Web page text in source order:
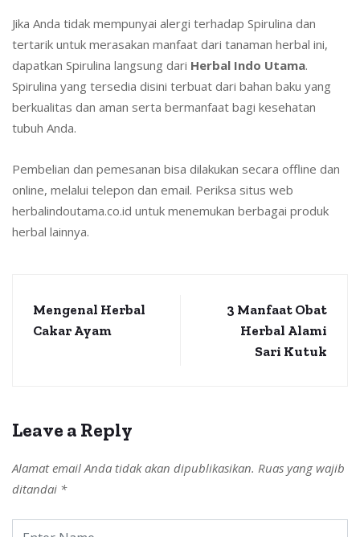
Jika Anda tidak mempunyai alergi terhadap Spirulina dan
tertarik untuk merasakan manfaat dari tanaman herbal ini,
dapatkan Spirulina langsung dari Herbal Indo Utama.
Spirulina yang tersedia disini terbuat dari bahan baku yang
berkualitas dan aman serta bermanfaat bagi kesehatan
tubuh Anda.
Pembelian dan pemesanan bisa dilakukan secara offline dan
online, melalui telepon dan email. Periksa situs web
herbalindoutama.co.id untuk menemukan berbagai produk
herbal lainnya.
Mengenal Herbal
Cakar Ayam
3 Manfaat Obat
Herbal Alami
Sari Kutuk
Leave a Reply
Alamat email Anda tidak akan dipublikasikan. Ruas yang wajib
ditandai *